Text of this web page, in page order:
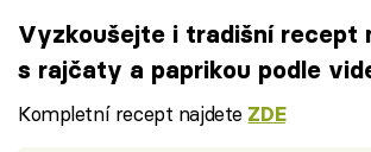
Vyzkoušejte i tradišní recept
s rajčaty a paprikou podle
Kompletní recept najdete ZDE